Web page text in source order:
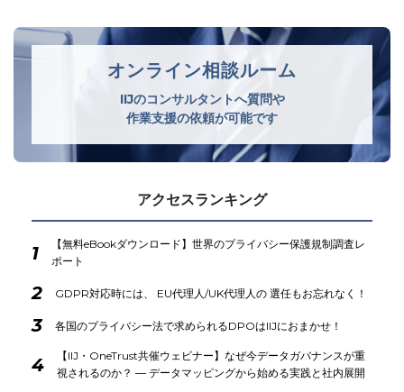
オンライン相談ルーム
IIJのコンサルタントへ質問や
作業支援の依頼が可能です
アクセスランキング
1
【無料eBookダウンロード】世界のプライバシー保護規制調査レ
ポート
2 GDPR対応時には、 EU代理人/UK代理人の 選任もお忘れなく！
3 各国のプライバシー法で求められるDPOはIIJにおまかせ！
4
【IIJ・OneTrust共催ウェビナー】なぜ今データガバナンスが重
視されるのか？ ― データマッピングから始める実践と社内展開